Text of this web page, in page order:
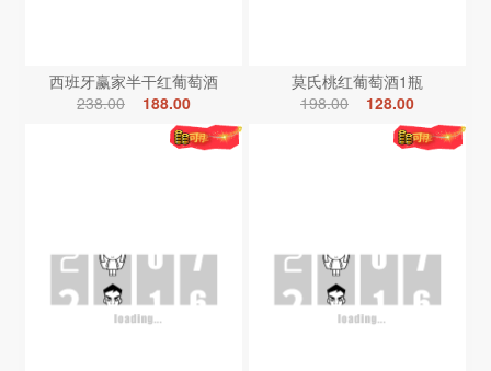
西班牙赢家半干红葡萄酒
238.00
188.00
莫氏桃红葡萄酒1瓶
198.00
128.00